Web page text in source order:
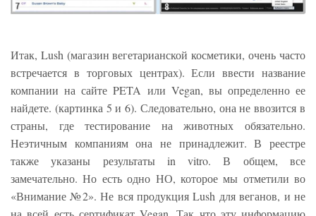
Итак, Lush (магазин вегетарианской косметики, очень часто
встречается в торговых центрах). Если ввести название
компании на сайте PETA или Vegan, вы определенно ее
найдете. (картинка 5 и 6). Следовательно, она не ввозится в
страны, где тестирование на животных обязательно.
Неэтичным компаниям она не принадлежит. В реестре
также указаны результаты in vitro. В общем, все
замечательно. Но есть одно НО, которое мы отметили во
«Внимание №2». Не вся продукция Lush для веганов, и не